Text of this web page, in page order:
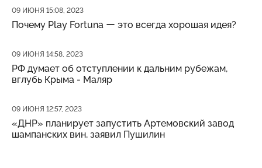
Дата публикации
09 ИЮНЯ 15:08, 2023
Почему Play Fortuna ー это всегда хорошая идея?
Дата публикации
09 ИЮНЯ 14:58, 2023
РФ думает об отступлении к дальним рубежам,
вглубь Крыма - Маляр
Дата публикации
09 ИЮНЯ 12:57, 2023
«ДНР» планирует запустить Артемовский завод
шампанских вин, заявил Пушилин